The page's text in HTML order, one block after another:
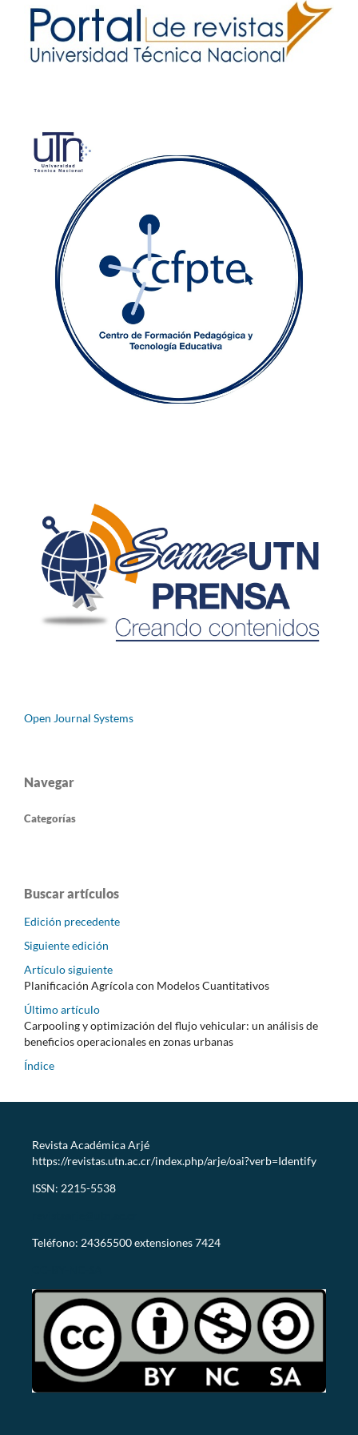
Open Journal Systems
Navegar
Categorías
Buscar artículos
Edición precedente
Siguiente edición
Artículo siguiente
Planificación Agrícola con Modelos Cuantitativos
Último artículo
Carpooling y optimización del flujo vehicular: un análisis de
beneficios operacionales en zonas urbanas
Índice
Revista Académica Arjé
https://revistas.utn.ac.cr/index.php/arje/oai?verb=Identify
ISSN: 2215-5538
Teléfono: 24365500 extensiones 7424